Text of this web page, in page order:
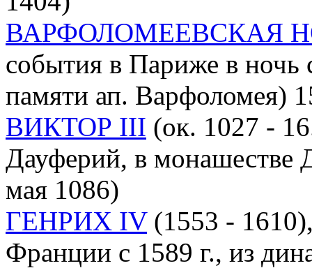
ВАРФОЛОМЕЕВСКАЯ
события в Париже в ночь
памяти ап. Варфоломея)
ВИКТОР III (ок. 1027 -
Дауферий, в монашестве
мая 1086)
ГЕНРИХ IV(1553 -
Франции с 1589 г., из